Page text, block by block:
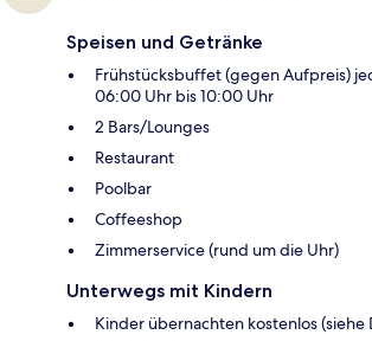
Speisen und Getränke
Frühstücksbuffet (gegen Aufpreis)
06:00 Uhr bis 10:00 Uhr
2 Bars/Lounges
Restaurant
Poolbar
Coffeeshop
Zimmerservice (rund um die Uhr)
Unterwegs mit Kindern
Kinder übernachten kostenlos (siehe